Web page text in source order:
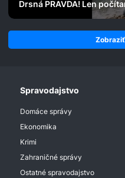
Drsná PRAVDA! Len
Spravodajstvo
Domáce správy
Ekonomika
Krimi
Zahraničné správy
Ostatné spravodajstvo